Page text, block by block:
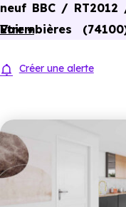
Habiter
Investir
Ressources
Financer
neuf BBC /
Etrembières
dernières normes de
Voir +
Créer une alerte